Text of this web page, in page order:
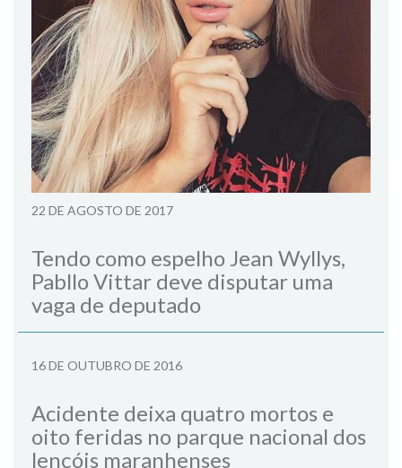
22 DE AGOSTO DE 2017
Tendo como espelho Jean Wyllys,
Pabllo Vittar deve disputar uma
vaga de deputado
16 DE OUTUBRO DE 2016
Acidente deixa quatro mortos e
oito feridas no parque nacional dos
lençóis maranhenses